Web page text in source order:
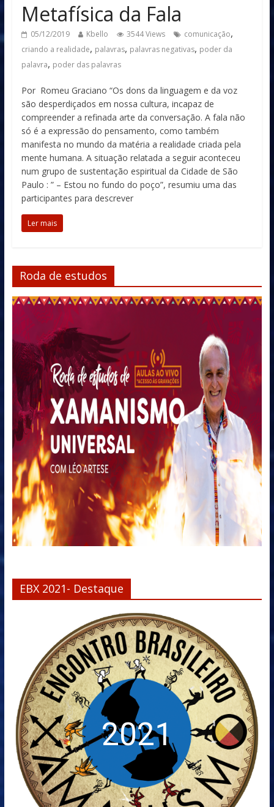
Metafísica da Fala
05/12/2019 Kbello 3544 Views comunicação,
criando a realidade, palavras, palavras negativas, poder da
palavra, poder das palavras
Por Romeu Graciano “Os dons da linguagem e da voz
são desperdiçados em nossa cultura, incapaz de
compreender a refinada arte da conversação. A fala não
só é a expressão do pensamento, como também
manifesta no mundo da matéria a realidade criada pela
mente humana. A situação relatada a seguir aconteceu
num grupo de sustentação espiritual da Cidade de São
Paulo : ” – Estou no fundo do poço”, resumiu uma das
participantes para descrever
Ler mais
Roda de estudos
EBX 2021- Destaque
2021